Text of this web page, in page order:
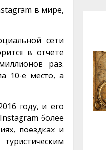
в мире,
сети
в отчете
раз.
10-е место, а
году, и его
более
поездках и